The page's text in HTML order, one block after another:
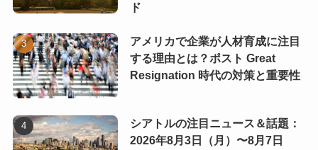
ド
アメリカで企業が人材育成に注目
する理由とは？ポスト Great
Resignation 時代の対策と重要性
シアトルの注目ニュース＆話題：
2026年8月3日（月）〜8月7日